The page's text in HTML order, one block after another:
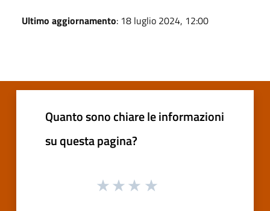
Ultimo aggiornamento: 18 luglio 2024, 12:00
Quanto sono chiare le informazioni
su questa pagina?